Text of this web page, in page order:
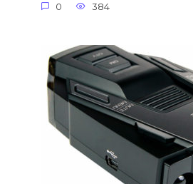
0 384